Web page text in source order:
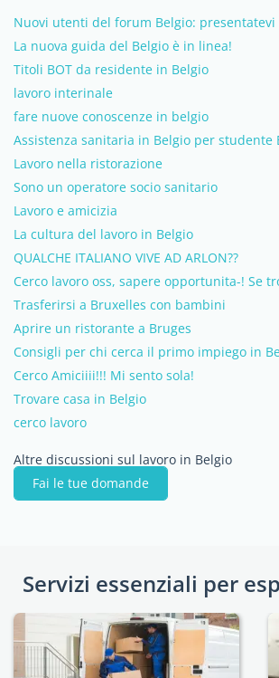
Nuovi utenti del forum Belgio: presentatevi
La nuova guida del Belgio è in linea!
Titoli BOT da residente in Belgio
lavoro interinale
fare nuove conoscenze in belgio
Assistenza sanitaria in Belgio per studente
Lavoro nella ristorazione
Sono un operatore socio sanitario
Lavoro e amicizia
La cultura del lavoro in Belgio
QUALCHE ITALIANO VIVE AD ARLON??
Cerco lavoro oss, sapere opportunita-! Se
Trasferirsi a Bruxelles con bambini
Aprire un ristorante a Bruges
Consigli per chi cerca il primo impiego in
Cerco Amiciiii!!! Mi sento sola!
Trovare casa in Belgio
cerco lavoro
Altre discussioni sul lavoro in Belgio
Fai le tue domande
Servizi essenziali per